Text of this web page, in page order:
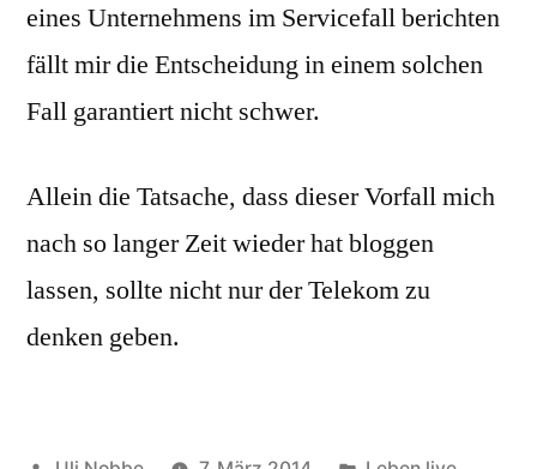
eines Unternehmens im Servicefall berichten
fällt mir die Entscheidung in einem solchen
Fall garantiert nicht schwer.
Allein die Tatsache, dass dieser Vorfall mich
nach so langer Zeit wieder hat bloggen
lassen, sollte nicht nur der Telekom zu
denken geben.